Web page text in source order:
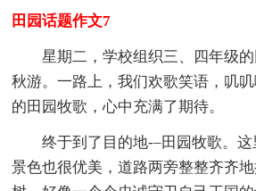
田园话题作文7
星期二，学校组织三、四年级
秋游。一路上，我们欢歌笑语，叽
的田园牧歌，心中充满了期待。
终于到了目的地-–田园牧歌。这
景色也很优美，道路两旁整整齐齐